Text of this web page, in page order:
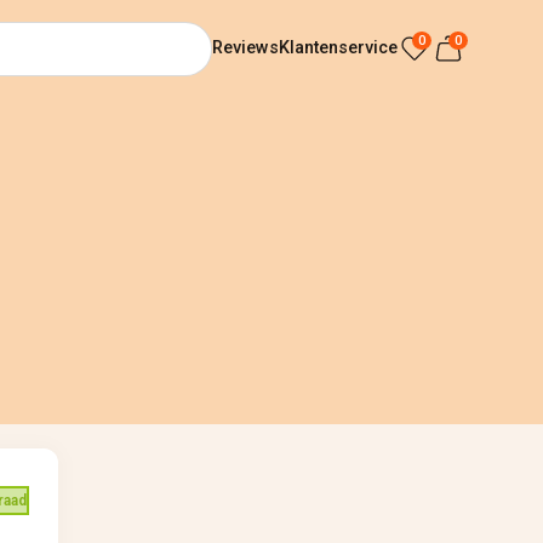
ReviewsKlantenservice 0 0